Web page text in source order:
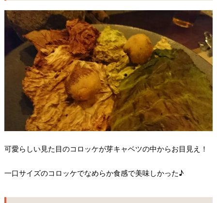
可愛らしい見た目のコロッケが芽キャベツの中からお目見え！
一口サイズのコロッケでなめらか食感で美味しかった♪